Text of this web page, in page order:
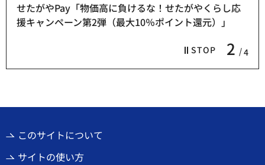
STOP 2 4
せたがやPay「物価高に負けるな！せたがやくらし応
援キャンペーン第2弾（最大10％ポイント還元）」
このサイトについて
サイトの使い方